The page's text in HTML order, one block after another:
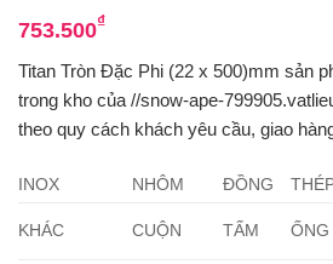
753.500₫
Titan Tròn Đặc Phi (22 x 500)mm sản
trong kho của //snow-ape-
theo quy cách khách yêu cầu, giao
INOX NHÔM ĐỒNG
KHÁC CUỘN TẤM ỐNG